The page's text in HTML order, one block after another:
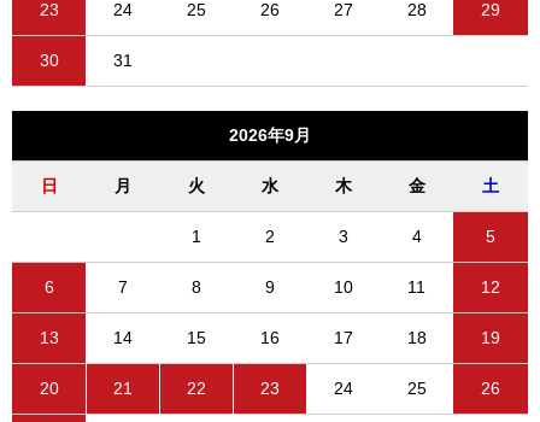
23 24 25 26 27 28 29
30 31
2026年9月
日 月 火 水 木 金 土
1 2 3 4 5
6 7 8 9 10 11 12
13 14 15 16 17 18 19
20 21 22 23 24 25 26